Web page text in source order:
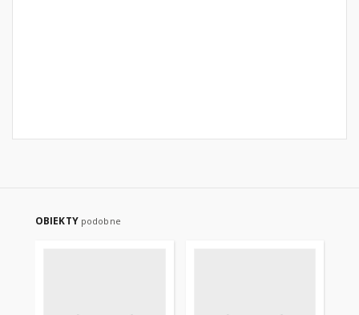
OBIEKTY podobne